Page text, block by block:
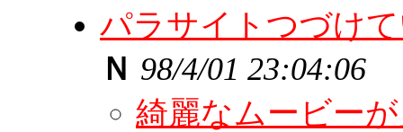
パラサイトつづけ
Ｎ 98/4/01 23:04:06
綺麗なムービー